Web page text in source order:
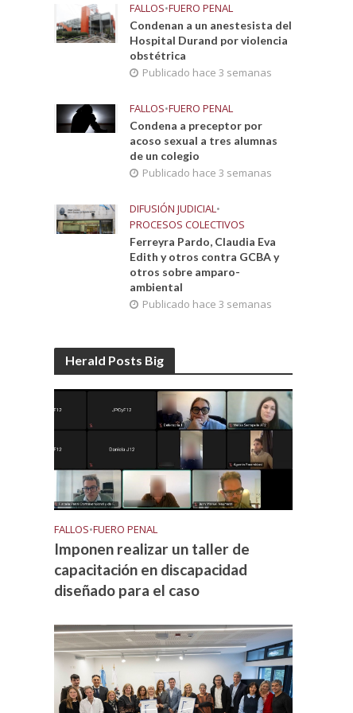
FALLOS•FUERO PENAL
Condenan a un anestesista del
Hospital Durand por violencia
obstétrica
Publicado hace 3 semanas
FALLOS•FUERO PENAL
Condena a preceptor por
acoso sexual a tres alumnas
de un colegio
Publicado hace 3 semanas
DIFUSIÓN JUDICIAL•
PROCESOS COLECTIVOS
Ferreyra Pardo, Claudia Eva
Edith y otros contra GCBA y
otros sobre amparo-
ambiental
Publicado hace 3 semanas
Herald Posts Big
FALLOS•FUERO PENAL
Imponen realizar un taller de
capacitación en discapacidad
diseñado para el caso